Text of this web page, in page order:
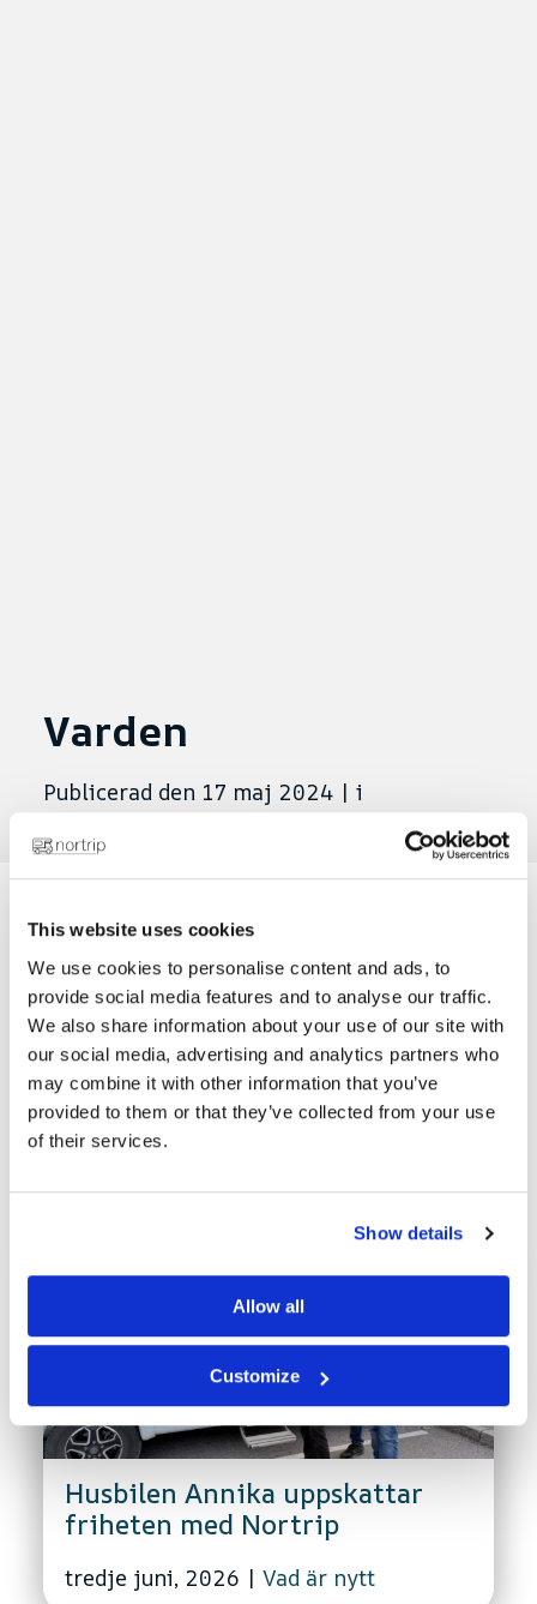
This website uses cookies
We use cookies to personalise content and ads, to
provide social media features and to analyse our traffic.
We also share information about your use of our site with
our social media, advertising and analytics partners who
may combine it with other information that you’ve
provided to them or that they’ve collected from your use
of their services.
Show details
Allow all
Customize
Varden
Publicerad den 17 maj 2024 | i
Net 8.7.21
Husbilen Annika uppskattar
friheten med Nortrip
tredje juni, 2026 | Vad är nytt